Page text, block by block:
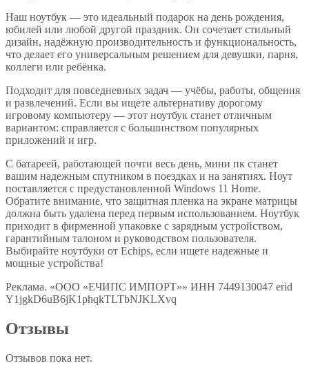
Наш ноутбук — это идеальный подарок на день рождения,
юбилей или любой другой праздник. Он сочетает стильный
дизайн, надёжную производительность и функциональность,
что делает его универсальным решением для девушки, парня,
коллеги или ребёнка.
Подходит для повседневных задач — учёбы, работы, общения
и развлечений. Если вы ищете альтернативу дорогому
игровому компьютеру — этот ноутбук станет отличным
вариантом: справляется с большинством популярных
приложений и игр.
С батареей, работающей почти весь день, мини пк станет
вашим надежным спутником в поездках и на занятиях. Ноут
поставляется с предустановленной Windows 11 Home.
Обратите внимание, что защитная пленка на экране матрицы
должна быть удалена перед первым использованием. Ноутбук
приходит в фирменной упаковке с зарядным устройством,
гарантийным талоном и руководством пользователя.
Выбирайте ноутбуки от Eсhips, если ищете надежные и
мощные устройства!
Реклама. «ООО «ЕЧИПС ИМПОРТ»» ИНН 7449130047 erid
Y1jgkD6uB6jK1phqkTLTbNJKLXvq
Отзывы
Отзывов пока нет.